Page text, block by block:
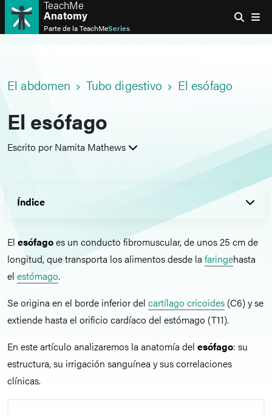
TeachMe
Anatomy
Parte de laTeachMeSeries
El abdomen Tubo digestivo El esófago
El esófago
Escrito por Namita Mathews
Índice
El esófagoes un conducto fibromuscular, de unos 25 cm de
longitud, que transporta los alimentos desde la faringehasta
el estómago.
Se origina en el borde inferior del cartílago cricoides (C6) y se
extiende hasta el orificio cardíaco del estómago (T11).
En este artículo analizaremos la anatomía del esófago: su
estructura, su irrigación sanguínea y sus correlaciones
clínicas.